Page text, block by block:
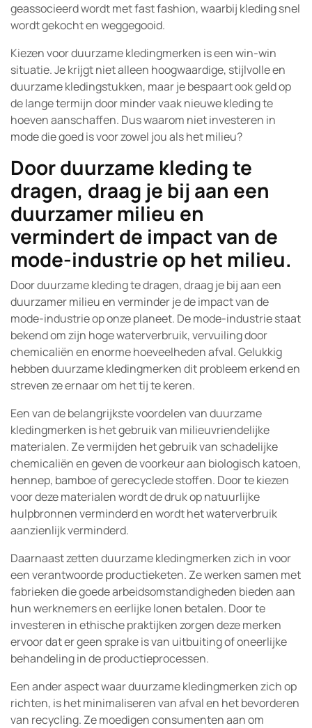
geassocieerd wordt met fast fashion, waarbij kleding snel
wordt gekocht en weggegooid.
Kiezen voor duurzame kledingmerken is een win-win
situatie. Je krijgt niet alleen hoogwaardige, stijlvolle en
duurzame kledingstukken, maar je bespaart ook geld op
de lange termijn door minder vaak nieuwe kleding te
hoeven aanschaffen. Dus waarom niet investeren in
mode die goed is voor zowel jou als het milieu?
Door duurzame kleding te
dragen, draag je bij aan een
duurzamer milieu en
vermindert de impact van de
mode-industrie op het milieu.
Door duurzame kleding te dragen, draag je bij aan een
duurzamer milieu en verminder je de impact van de
mode-industrie op onze planeet. De mode-industrie staat
bekend om zijn hoge waterverbruik, vervuiling door
chemicaliën en enorme hoeveelheden afval. Gelukkig
hebben duurzame kledingmerken dit probleem erkend en
streven ze ernaar om het tij te keren.
Een van de belangrijkste voordelen van duurzame
kledingmerken is het gebruik van milieuvriendelijke
materialen. Ze vermijden het gebruik van schadelijke
chemicaliën en geven de voorkeur aan biologisch katoen,
hennep, bamboe of gerecyclede stoffen. Door te kiezen
voor deze materialen wordt de druk op natuurlijke
hulpbronnen verminderd en wordt het waterverbruik
aanzienlijk verminderd.
Daarnaast zetten duurzame kledingmerken zich in voor
een verantwoorde productieketen. Ze werken samen met
fabrieken die goede arbeidsomstandigheden bieden aan
hun werknemers en eerlijke lonen betalen. Door te
investeren in ethische praktijken zorgen deze merken
ervoor dat er geen sprake is van uitbuiting of oneerlijke
behandeling in de productieprocessen.
Een ander aspect waar duurzame kledingmerken zich op
richten, is het minimaliseren van afval en het bevorderen
van recycling. Ze moedigen consumenten aan om